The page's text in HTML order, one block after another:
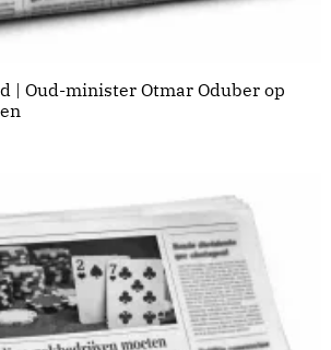
| Oud-minister Otmar Oduber op